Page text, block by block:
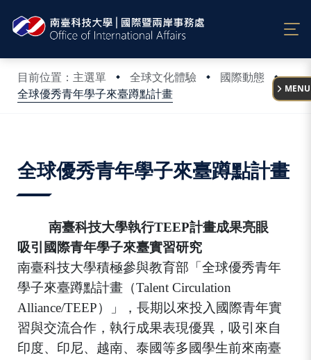
目前位置：主選單 全球文化體驗
國際動態
全球優秀青年學子來臺蹲點計畫
:::
MENU
全球優秀青年學子來臺蹲點計畫
南臺科技大學執行TEEP計畫成果亮眼
吸引國際青年學子來臺實習研究
南臺科技大學積極參與教育部「全球優秀青年
學子來臺蹲點計畫 （Talent Circulation
Alliance/TEEP）
」，長期以來投入國際青年實
習與交流合作，執行成果表現優異，吸引來自
印度、印尼、越南、泰國等多國學生前來南臺